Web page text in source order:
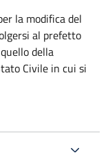
la modifica del
al prefetto
della
Civile in cui si